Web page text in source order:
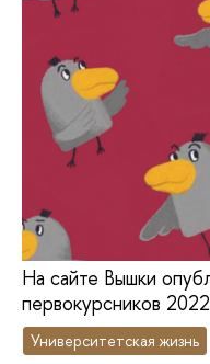
На сайте Вышки
первокурсников 2022
Университетская жизнь